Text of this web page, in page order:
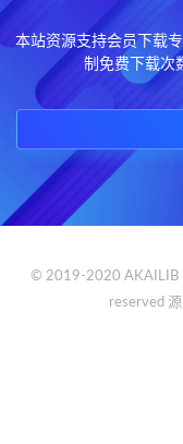
本站资源支持会员下载
制免费下载次
© 2019-2020 AKAILIB -
reserved